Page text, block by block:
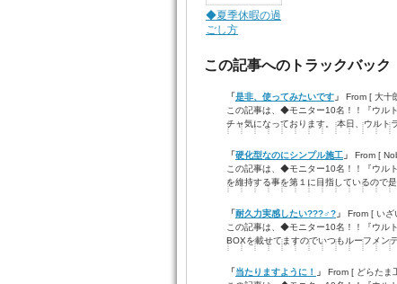
◆夏季休暇の過
ごし方
この記事へのトラックバック
「是非、使ってみたいです 」 From [ 大十
この記事は、◆モニター10名！！『ウル
チャ気になっております。 本日、ウルト
「硬化型なのにシンプル施工 」 From [
この記事は、◆モニター10名！！『ウル
を維持する事を第１に目指しているので
「耐久力実感したい???♂? 」 From [ いざ
この記事は、◆モニター10名！！『ウル
BOXを載せてますのでいつもルーフメン
「当たりますように！ 」 From [ どらたま